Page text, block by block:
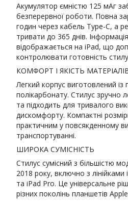
Акумулятор ємністю 125 мАг
безперервної роботи. Повна
годин через кабель Type-C, а
тривати до 365 днів.
відображається на iPad, що
контролювати готовність
КОМФОРТ І ЯКІСТЬ
Легкий корпус виготовлений із
полікарбонату. Стилус зручно
та підходить для тривалого
дискомфорту. Компактні
практичним у повсякденному
транспортуванні.
ШИРОКА СУМІСНІСТЬ
Стилус сумісний з більшістю
2018 року, включно з
та iPad Pro. Це універсальне
різних поколінь планшетів